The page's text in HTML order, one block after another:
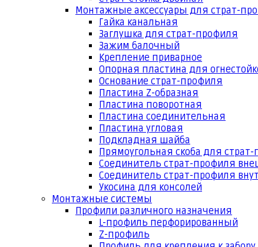
Монтажные аксессуары для страт-
Гайка канальная
Заглушка для страт-профиля
Зажим балочный
Крепление приварное
Опорная пластина для
Основание страт-профиля
Пластина Z-образная
Пластина поворотная
Пластина соединительная
Пластина угловая
Подкладная шайба
Прямоугольная скоба для
Соединитель страт-профиля
Соединитель страт-профиля
Укосина для консолей
Монтажные системы
Профили различного назначения
L-профиль перфорированный
Z-профиль